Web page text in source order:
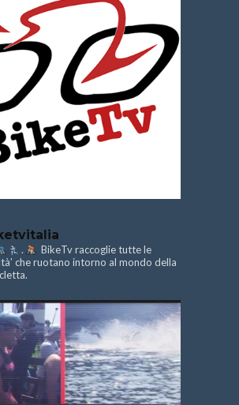
.
BikeTv raccoglie tutte le
che ruotano intorno al mondo della